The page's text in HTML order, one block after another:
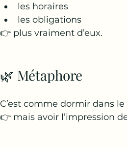
les horaires
les obligations
👉 plus vraiment d’eux.
🌿 Métaphore
C’est comme dormir dans
👉 mais avoir l’impression